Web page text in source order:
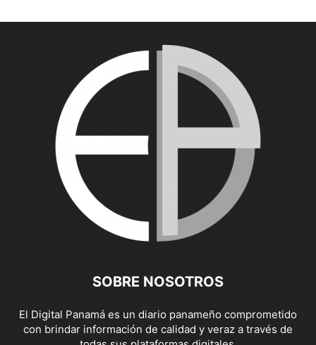
SOBRE NOSOTROS
El Digital Panamá es un diario panameño comprometido
con brindar información de calidad y veraz a través de